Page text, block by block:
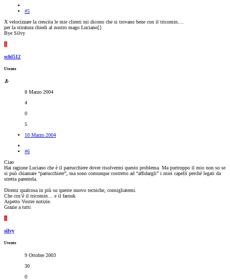
#5
X velocizzare la crescita le mie clienti mi dicono che si trovano bene con il tricomin....
per la stiratura chiedi al nostro mago Luciano[]
Bye Silvy
S
schl512
Utente
8 Marzo 2004
4
0
5
10 Marzo 2004
#6
Ciao
Hai ragione Luciano che è il parrucchiere dover risolvermi questo problema. Ma purtroppo il mio non so se
si può chiamare “parrucchiere”, ma sono comunque costretto ad “affidargli” i miei capelli perché legati da
stretta parentela.
Ditemi qualcosa in più su queste nuovo tecniche, consigliatemi.
Che cos’è il tricomin… e il farouk
Aspetto Vostre notizie.
Grazie a tutti
S
silvy
Utente
9 Ottobre 2003
30
0